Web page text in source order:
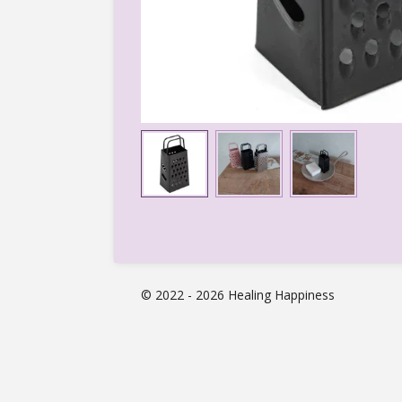
© 2022 - 2026 Healing Happiness